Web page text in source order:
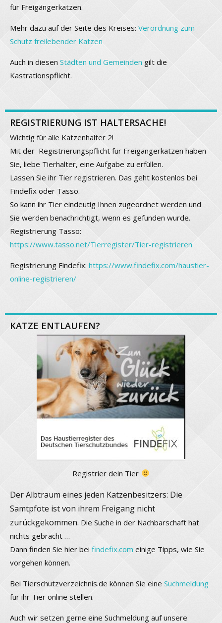
für Freigängerkatzen.
Mehr dazu auf der Seite des Kreises: Verordnung zum
Schutz freilebender Katzen
Auch in diesen Städten und Gemeinden gilt die
Kastrationspflicht.
REGISTRIERUNG IST HALTERSACHE!
Wichtig für alle Katzenhalter 2!
Mit der Registrierungspflicht für Freigängerkatzen haben
Sie, liebe Tierhalter, eine Aufgabe zu erfüllen.
Lassen Sie ihr Tier registrieren. Das geht kostenlos bei
Findefix oder Tasso.
So kann ihr Tier eindeutig Ihnen zugeordnet werden und
Sie werden benachrichtigt, wenn es gefunden wurde.
Registrierung Tasso:
https://www.tasso.net/Tierregister/Tier-registrieren
Registrierung Findefix: https://www.findefix.com/haustier-
online-registrieren/
KATZE ENTLAUFEN?
Registrier dein Tier
Der Albtraum eines jeden Katzenbesitzers: Die
Samtpfote ist von ihrem Freigang nicht
zurückgekommen. Die Suche in der Nachbarschaft hat
nichts gebracht …
Dann finden Sie hier bei findefix.com einige Tipps, wie Sie
vorgehen können.
Bei Tierschutzverzeichnis.de können Sie eine Suchmeldung
für ihr Tier online stellen.
Auch wir setzen gerne eine Suchmeldung auf unsere